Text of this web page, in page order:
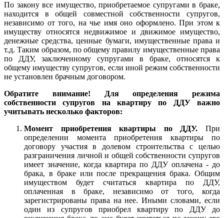
По закону все имущество, приобретаемое супругами в браке,
находится в общей совместной собственности супругов,
независимо от того, на чье имя оно оформлено. При этом к
имуществу относятся недвижимое и движимое имущество,
денежные средства, ценные бумаги, имущественные права и
т.д. Таким образом, по общему правилу имущественные права
по ДДУ, заключенному супругами в браке, относятся к
общему имуществу супругов, если иной режим собственности
не установлен брачным договором.
Обратите внимание!
Для определения режима
собственности супругов на квартиру по ДДУ важно
учитывать несколько факторов:
Момент приобретения квартиры по ДДУ. При
определении момента приобретения квартиры по
договору участия в долевом строительства с целью
разграничения личной и общей собственности супругов
имеет значение, когда квартира по ДДУ оплачена - до
брака, в браке или после прекращения брака. Общим
имуществом будет считаться квартира по ДДУ,
оплаченная в браке, независимо от того, когда
зарегистрированы права на нее. Иными словами, если
один из супругов приобрел квартиру по ДДУ до